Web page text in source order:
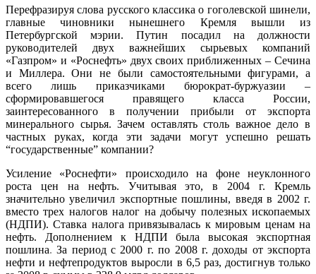
Перефразируя слова русского классика о гоголевской шинели,
главные чиновники нынешнего Кремля вышли из
Петербургской мэрии. Путин посадил на должности
руководителей двух важнейших сырьевых компаний
«Газпром» и «Роснефть» двух своих приближенных – Сечина
и Миллера. Они не были самостоятельными фигурами, а
всего лишь приказчиками бюрократ-буржуазии –
сформировавшегося правящего класса России,
заинтересованного в получении прибыли от экспорта
минерального сырья. Зачем оставлять столь важное дело в
частных руках, когда эти задачи могут успешно решать
“государственные” компании?
Усиление «Роснефти» происходило на фоне неуклонного
роста цен на нефть. Учитывая это, в 2004 г. Кремль
значительно увеличил экспортные пошлины, введя в 2002 г.
вместо трех налогов налог на добычу полезных ископаемых
(НДПИ). Ставка налога привязывалась к мировым ценам на
нефть. Дополнением к НДПИ была высокая экспортная
пошлина.За период с 2000 г. по 2008 г. доходы от экспорта
нефти и нефтепродуктов выросли в 6,5 раз, достигнув только